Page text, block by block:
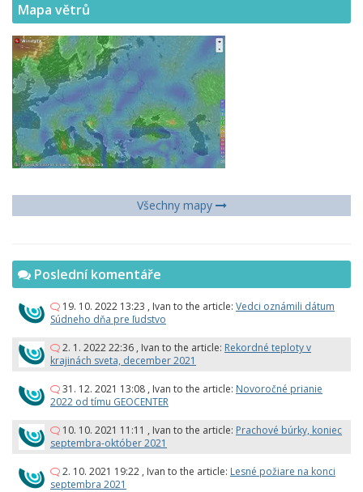
Mapa větrů
Všechny mapy
Poslední komentáře
19. 10. 2022 13:23 , Ivan to the article: Vedci oznámili dátum
Súdneho dňa pre ľudstvo
2. 1. 2022 22:36 , Ivan to the article: Rekordné teploty v
krajinách sveta, december 2021
31. 12. 2021 13:08 , Ivan to the article: Novoročné prianie
2022 od tímu GEOCENTER
10. 10. 2021 11:11 , Ivan to the article: Prachové búrky, koniec
septembra-október 2021
2. 10. 2021 19:22 , Ivan to the article: Lesné požiare na konci
septembra 2021